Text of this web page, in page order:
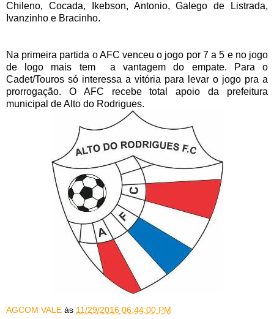
Chileno, Cocada, Ikebson, Antonio, Galego de Listrada,
Ivanzinho e Bracinho.
Na primeira partida o AFC venceu o jogo por 7 a 5 e no jogo
de logo mais tem a vantagem do empate. Para o
Cadet/Touros só interessa a vitória para levar o jogo pra a
prorrogação. O AFC recebe total apoio da prefeitura
municipal de Alto do Rodrigues.
AGCOM VALE às 11/29/2016 06:44:00 PM